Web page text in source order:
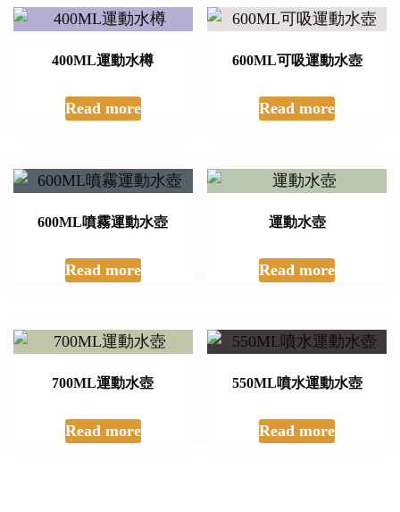
400ML運動水樽
Read more
600ML可吸運動水壺
Read more
600ML噴霧運動水壺
Read more
運動水壺
Read more
700ML運動水壺
Read more
550ML噴水運動水壺
Read more